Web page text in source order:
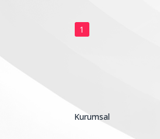
1
Kurumsal